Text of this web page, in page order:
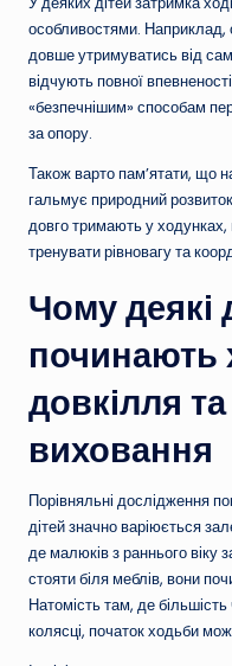
особливостями. Наприклад,
довше утримуватись від
відчують повної
«безпечнішим» способам
за опору.
Також варто пам’ятати, що
гальмує природний
довго тримають у
тренувати рівновагу та
Чому деякі
починають
довкілля
виховання
Порівняльні дослідження
дітей значно варіюється
де малюків з раннього віку
стояти біля меблів, вони
Натомість там, де
колясці, початок ходьби